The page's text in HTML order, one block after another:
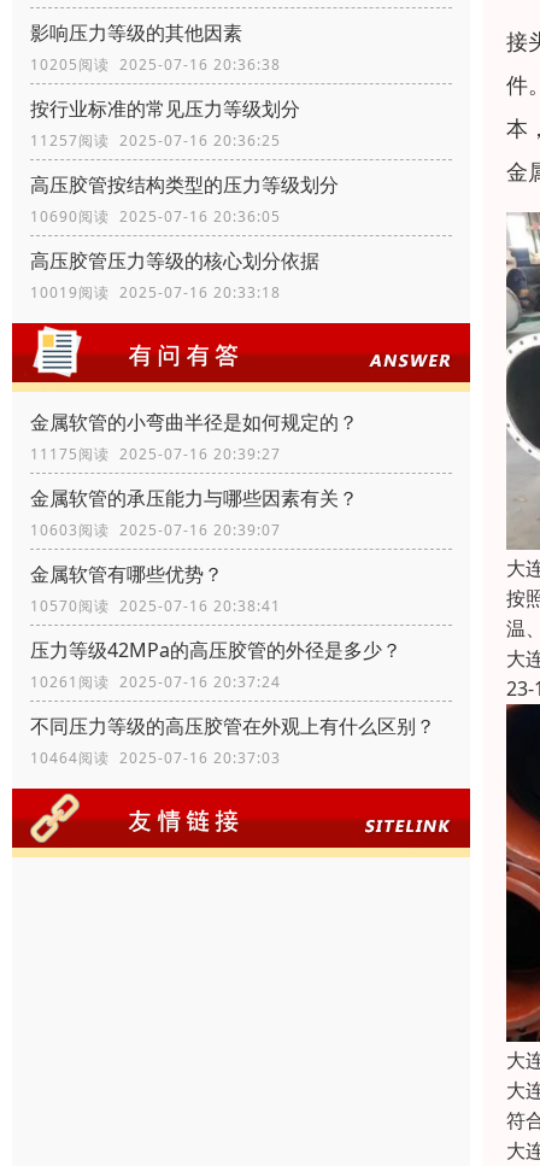
影响压力等级的其他因素
10205阅读 2025-07-16 20:36:38
按行业标准的常见压力等级划分
11257阅读 2025-07-16 20:36:25
高压胶管按结构类型的压力等级划分
10690阅读 2025-07-16 20:36:05
高压胶管压力等级的核心划分依据
10019阅读 2025-07-16 20:33:18
金属软管的小弯曲半径是如何规定的？
11175阅读 2025-07-16 20:39:27
金属软管的承压能力与哪些因素有关？
10603阅读 2025-07-16 20:39:07
金属软管有哪些优势？
10570阅读 2025-07-16 20:38:41
压力等级42MPa的高压胶管的外径是多少？
10261阅读 2025-07-16 20:37:24
不同压力等级的高压胶管在外观上有什么区别？
10464阅读 2025-07-16 20:37:03
接
件
本
金
大
按
温
大
23-
大
大
符
大